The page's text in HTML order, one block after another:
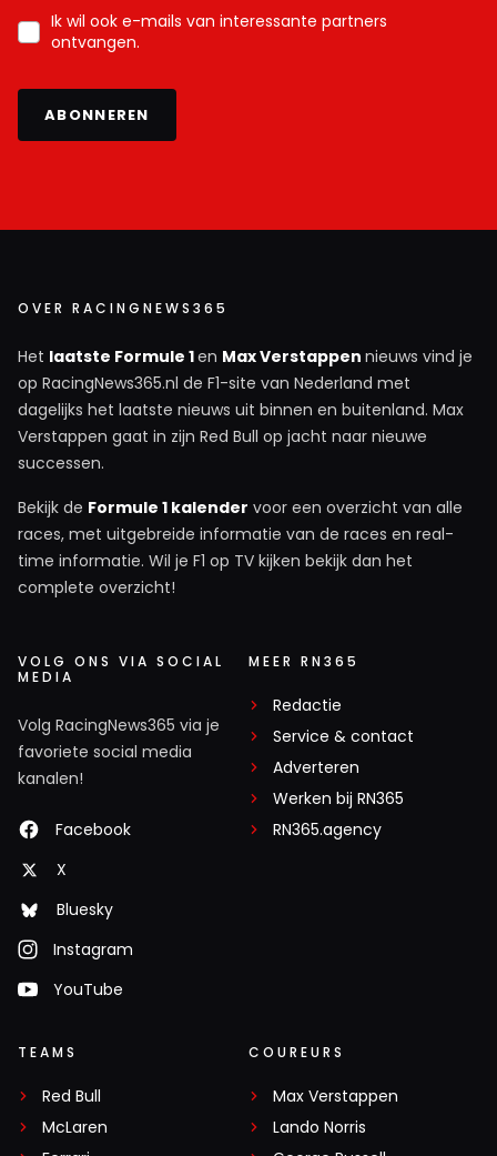
Ik wil ook e-mails van interessante partners
ontvangen.
ABONNEREN
OVER RACINGNEWS365
Het laatste Formule 1en Max Verstappen nieuws vind je
op RacingNews365.nl de F1-site van Nederland met
dagelijks het laatste nieuws uit binnen en buitenland. Max
Verstappen gaat in zijn Red Bull op jacht naar nieuwe
successen.
Bekijk de Formule 1 kalender voor een overzicht van alle
races, met uitgebreide informatie van de races en real-
time informatie. Wil je F1 op TV kijken bekijk dan het
complete overzicht!
VOLG ONS VIA SOCIAL
MEDIA
Volg RacingNews365 via je
favoriete social media
kanalen!
Facebook
X
Bluesky
Instagram
YouTube
MEER RN365
Redactie
Service & contact
Adverteren
Werken bij RN365
RN365.agency
TEAMS
Red Bull
McLaren
COUREURS
Max Verstappen
Lando Norris